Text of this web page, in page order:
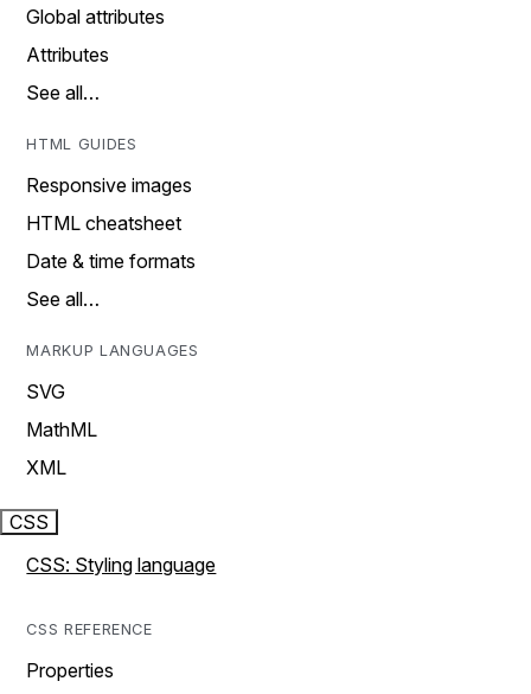
Global attributes
Attributes
See all…
HTML GUIDES
Responsive images
HTML cheatsheet
Date & time formats
See all…
MARKUP LANGUAGES
SVG
MathML
XML
CSS
CSS: Styling language
CSS REFERENCE
Properties